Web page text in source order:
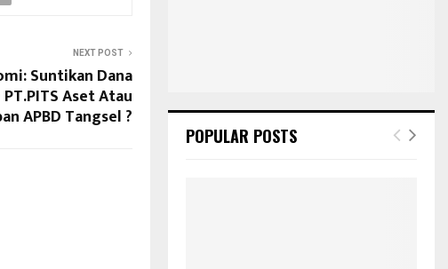
NEXT POST
Suntikan Dana
Aset Atau
APBD Tangsel ?
POPULAR POSTS